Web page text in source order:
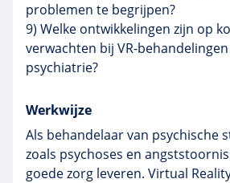
problemen te begrijpen?
9) Welke ontwikkelingen zijn op
verwachten bij VR-
psychiatrie?
Werkwijze
Als behandelaar van psychische
zoals psychoses en
goede zorg leveren. Virtual